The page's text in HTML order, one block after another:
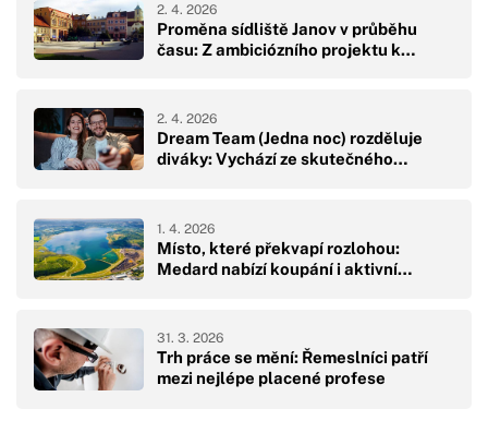
Proměna sídliště Janov v průběhu
času: Z ambiciózního projektu k…
2. 4. 2026
Dream Team (Jedna noc) rozděluje
diváky: Vychází ze skutečného…
2. 4. 2026
Místo, které překvapí rozlohou:
Medard nabízí koupání i aktivní…
1. 4. 2026
Trh práce se mění: Řemeslníci patří
mezi nejlépe placené profese
31. 3. 2026